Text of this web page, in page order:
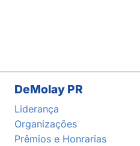
DeMolay PR
Liderança
Organizações
Prêmios e Honrarias